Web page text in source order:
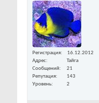
Регистрация
16.12.2012
Адрес
Тайга
Сообщений
21
Репутация
143
Уровень
2